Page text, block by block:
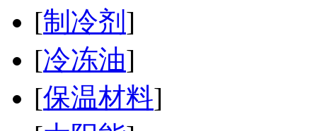
[制冷剂 ]
[冷冻油]
[保温材料]